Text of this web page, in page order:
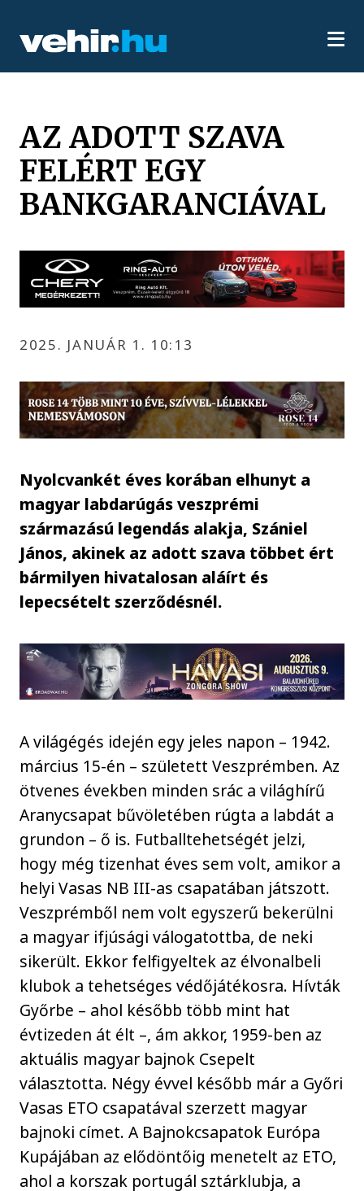
AZ ADOTT SZAVA
FELÉRT EGY
BANKGARANCIÁVAL
2025. JANUÁR 1. 10:13
Nyolcvankét éves korában elhunyt a
magyar labdarúgás veszprémi
származású legendás alakja, Szániel
János, akinek az adott szava többet ért
bármilyen hivatalosan aláírt és
lepecsételt szerződésnél.
A világégés idején egy jeles napon – 1942.
március 15-én – született Veszprémben. Az
ötvenes években minden srác a világhírű
Aranycsapat bűvöletében rúgta a labdát a
grundon – ő is. Futballtehetségét jelzi,
hogy még tizenhat éves sem volt, amikor a
helyi Vasas NB III-as csapatában játszott.
Veszprémből nem volt egyszerű bekerülni
a magyar ifjúsági válogatottba, de neki
sikerült. Ekkor felfigyeltek az élvonalbeli
klubok a tehetséges védőjátékosra. Hívták
Győrbe – ahol később több mint hat
évtizeden át élt –, ám akkor, 1959-ben az
aktuális magyar bajnok Csepelt
választotta. Négy évvel később már a Győri
Vasas ETO csapatával szerzett magyar
bajnoki címet. A Bajnokcsapatok Európa
Kupájában az elődöntőig menetelt az ETO,
ahol a korszak portugál sztárklubja, a